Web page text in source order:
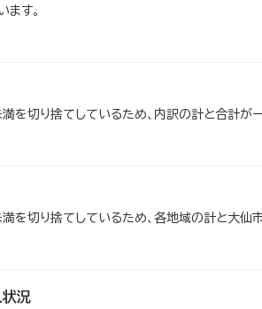
ます。
を切り捨てしているため、内訳の計と合計が
を切り捨てしているため、各地域の計と大仙
状況